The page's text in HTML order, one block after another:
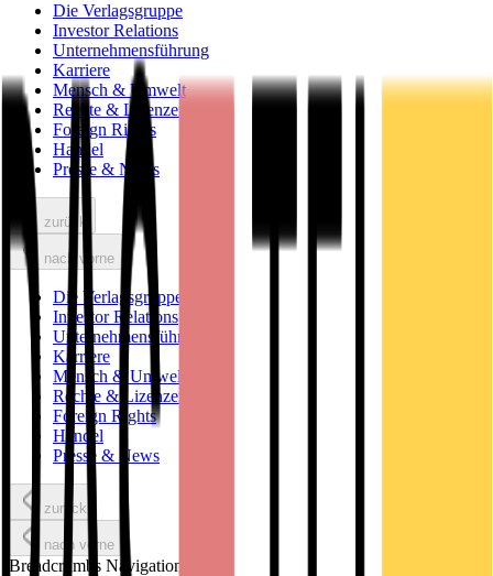
Die Verlagsgruppe
Investor Relations
Unternehmensführung
Karriere
Mensch & Umwelt
Rechte & Lizenzen
Foreign Rights
Handel
Presse & News
zurück
nach vorne
Die Verlagsgruppe
Investor Relations
Unternehmensführung
Karriere
Mensch & Umwelt
Rechte & Lizenzen
Foreign Rights
Handel
Presse & News
zurück
nach vorne
Breadcrumbs Navigation